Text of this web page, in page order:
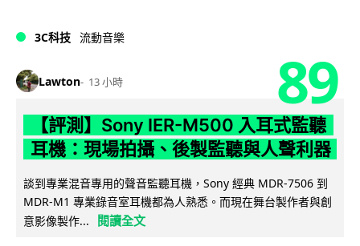
3C科技 流動音樂
Lawton 13 小時 89
【評測】Sony IER-M500 入耳式監聽
耳機：現場拍攝、後製監聽與人聲利器
談到專業混音專用的聲音監聽耳機，Sony 經典 MDR-7506 到
MDR-M1 專業錄音室耳機都為人熟悉。而現在舞台製作者與創
意影像製作...
閱讀全文